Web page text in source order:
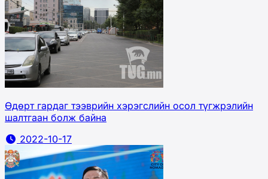
Өдөрт гардаг тээврийн хэрэгслийн осол түгжрэлийн
шалтгаан болж байна
2022-10-17